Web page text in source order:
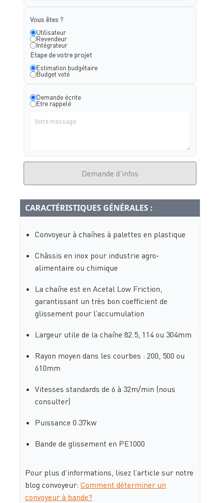
Vous êtes ?
Utilisateur
Revendeur
Intégrateur
Etape de votre projet
Estimation budgétaire
Budget voté
Demande écrite
Etre rappelé
Demande d'infos
CARACTÉRISTIQUES GÉNÉRALES :
Convoyeur à chaînes à palettes en plastique
Châssis en inox pour industrie agro-
alimentaire ou chimique
La chaîne est en Acetal Low Friction,
garantissant un très bon coefficient de
glissement pour l’accumulation
Largeur utile de la chaîne 82.5, 114 ou 304mm
Rayon moyen dans les courbes : 200, 500 ou
610mm
Vitesses standards de 6 à 32m/min (nous
consulter)
Puissance 0.37kw
Bande de glissement en PE1000
Pour plus d’informations, lisez l’article sur notre
blog convoyeur: Comment déterminer un
convoyeur à bande?